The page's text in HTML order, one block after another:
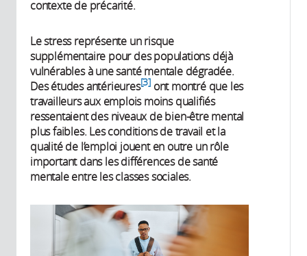
contexte de précarité.
Le stress représente un risque
supplémentaire pour des populations déjà
vulnérables à une santé mentale dégradée.
Des études antérieures 3 ont montré que les
travailleurs aux emplois moins qualifiés
ressentaient des niveaux de bien-être mental
plus faibles. Les conditions de travail et la
qualité de l’emploi jouent en outre un rôle
important dans les différences de santé
mentale entre les classes sociales.